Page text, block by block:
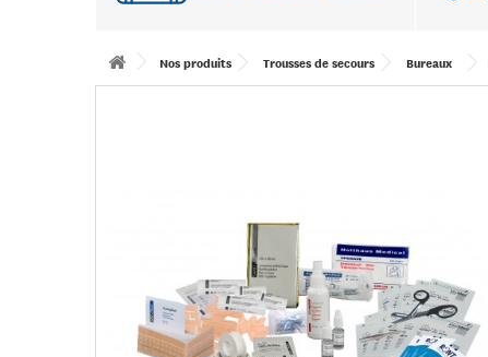
Nos produits Trousses de secours Bureaux